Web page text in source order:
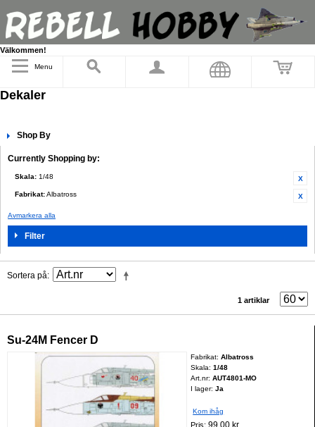
Välkommen!
Menu
Dekaler
Shop By
Currently Shopping by:
Skala: 1/48
Fabrikat:Albatross
Avmarkera alla
Filter
Sortera på
1 artiklar
Su-24M Fencer D
Fabrikat:Albatross
Skala:1/48
Art.nr:AUT4801-MO
I lager: Ja
Kom ihåg
Pris:99,00 kr